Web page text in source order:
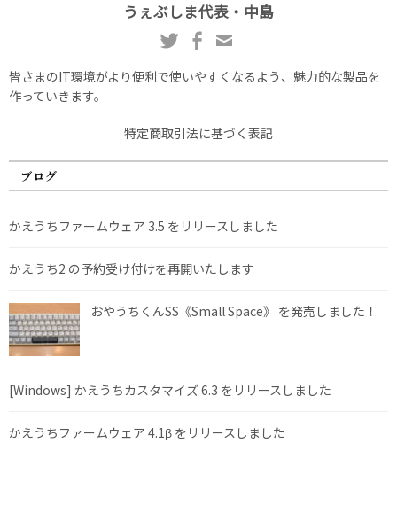
うぇぶしま代表・中島
皆さまのIT環境がより便利で使いやすくなるよう、魅力的な製品を
作っていきます。
特定商取引法に基づく表記
ブログ
かえうちファームウェア 3.5 をリリースしました
かえうち2 の予約受け付けを再開いたします
おやうちくんSS《Small Space》 を発売しました！
[Windows] かえうちカスタマイズ 6.3 をリリースしました
かえうちファームウェア 4.1β をリリースしました